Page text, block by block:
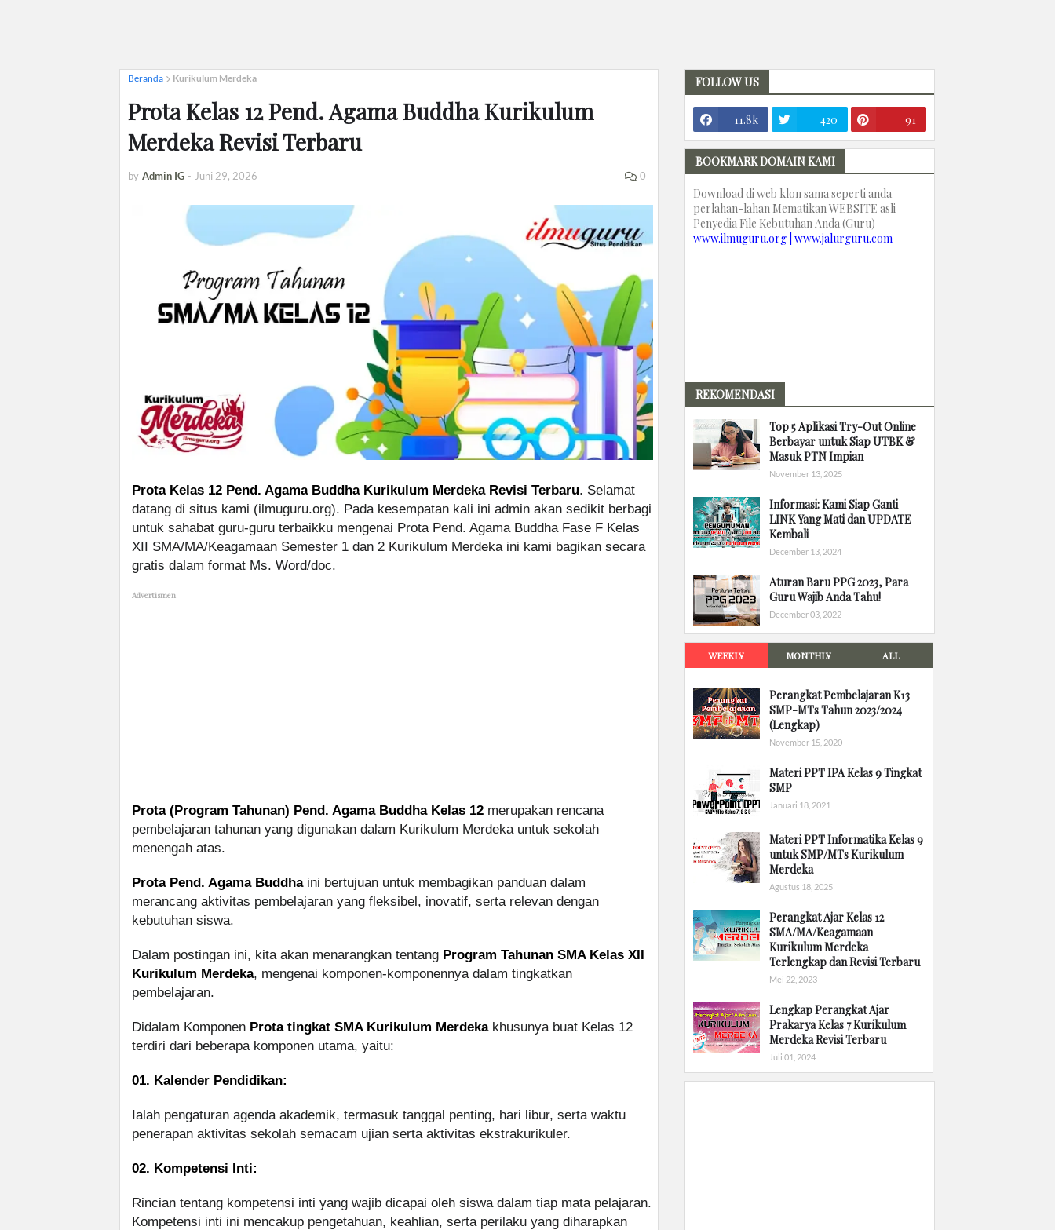
Beranda Kurikulum Merdeka
Prota Kelas 12 Pend. Agama Buddha Kurikulum
Merdeka Revisi Terbaru
by Admin IG - Juni 29, 2026 0
Prota Kelas 12 Pend. Agama Buddha Kurikulum Merdeka Revisi Terbaru. Selamat
datang di situs kami (ilmuguru.org). Pada kesempatan kali ini admin akan sedikit berbagi
untuk sahabat guru-guru terbaikku mengenai Prota Pend. Agama Buddha Fase F Kelas
XII SMA/MA/Keagamaan Semester 1 dan 2 Kurikulum Merdeka ini kami bagikan secara
gratis dalam format Ms. Word/doc.
Advertismen
Prota (Program Tahunan) Pend. Agama Buddha Kelas 12 merupakan rencana
pembelajaran tahunan yang digunakan dalam Kurikulum Merdeka untuk sekolah
menengah atas.
Prota Pend. Agama Buddhaini bertujuan untuk membagikan panduan dalam
merancang aktivitas pembelajaran yang fleksibel, inovatif, serta relevan dengan
kebutuhan siswa.
Dalam postingan ini, kita akan menarangkan tentang Program Tahunan SMA Kelas XII
Kurikulum Merdeka, mengenai komponen-komponennya dalam tingkatkan
pembelajaran.
Didalam Komponen Prota tingkat SMA Kurikulum Merdekakhusunya buat Kelas 12
terdiri dari beberapa komponen utama, yaitu:
01. Kalender Pendidikan:
Ialah pengaturan agenda akademik, termasuk tanggal penting, hari libur, serta waktu
penerapan aktivitas sekolah semacam ujian serta aktivitas ekstrakurikuler.
02. Kompetensi Inti:
Rincian tentang kompetensi inti yang wajib dicapai oleh siswa dalam tiap mata pelajaran.
Kompetensi inti ini mencakup pengetahuan, keahlian, serta perilaku yang diharapkan
FOLLOW US
11.8k 420 91
BOOKMARK DOMAIN KAMI
Download di web klon sama seperti anda
perlahan-lahan Mematikan WEBSITE asli
Penyedia File Kebutuhan Anda (Guru)
www.ilmuguru.org | www.jalurguru.com
REKOMENDASI
Top 5 Aplikasi Try-Out Online
Berbayar untuk Siap UTBK &
Masuk PTN Impian
November 13, 2025
Informasi: Kami Siap Ganti
LINK Yang Mati dan UPDATE
Kembali
December 13, 2024
Aturan Baru PPG 2023, Para
Guru Wajib Anda Tahu!
December 03, 2022
WEEKLY MONTHLY ALL
Perangkat Pembelajaran K13
SMP-MTs Tahun 2023/2024
(Lengkap)
November 15, 2020
Materi PPT IPA Kelas 9 Tingkat
SMP
Januari 18, 2021
Materi PPT Informatika Kelas 9
untuk SMP/MTs Kurikulum
Merdeka
Agustus 18, 2025
Perangkat Ajar Kelas 12
SMA/MA/Keagamaan
Kurikulum Merdeka
Terlengkap dan Revisi Terbaru
Mei 22, 2023
Lengkap Perangkat Ajar
Prakarya Kelas 7 Kurikulum
Merdeka Revisi Terbaru
Juli 01, 2024